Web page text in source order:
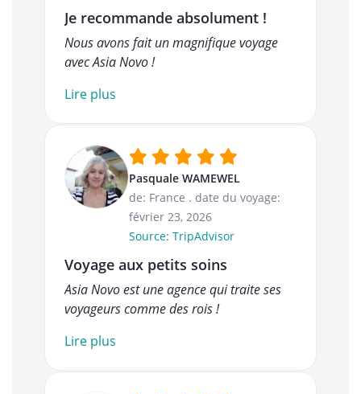
Je recommande absolument !
Nous avons fait un magnifique voyage
avec Asia Novo !
Lire plus
Pasquale WAMEWEL
de: France . date du voyage:
février 23, 2026
Source: TripAdvisor
Voyage aux petits soins
Asia Novo est une agence qui traite ses
voyageurs comme des rois !
Lire plus